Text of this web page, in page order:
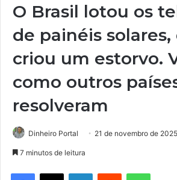
O Brasil lotou os
de painéis solares,
criou um estorvo.
como outros
resolveram
Dinheiro Portal 21 de novembro de 2025
7 minutos de leitura
Facebook
X LinkedinReddit